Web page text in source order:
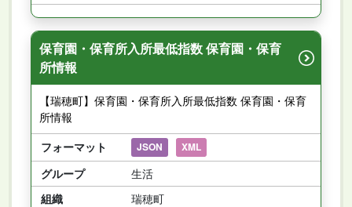
保育園・保育所入所最低指数 保育園・保育
所情報
【瑞穂町】保育園・保育所入所最低指数 保育園・保育
所情報
フォーマット
JSON XML
グループ
生活
組織
瑞穂町